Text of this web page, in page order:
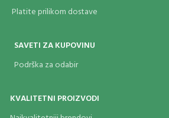
Platite prilikom dostave
SAVETI ZA KUPOVINU
Podrška za odabir
KVALITETNI PROIZVODI